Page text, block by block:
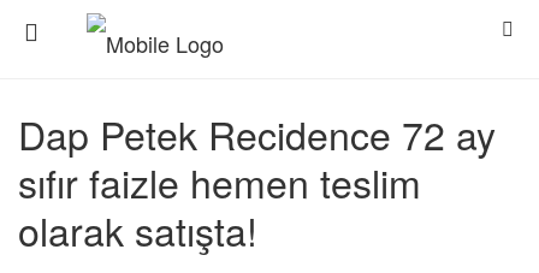
Dap Petek Recidence 72 ay
sıfır faizle hemen teslim
olarak satışta!